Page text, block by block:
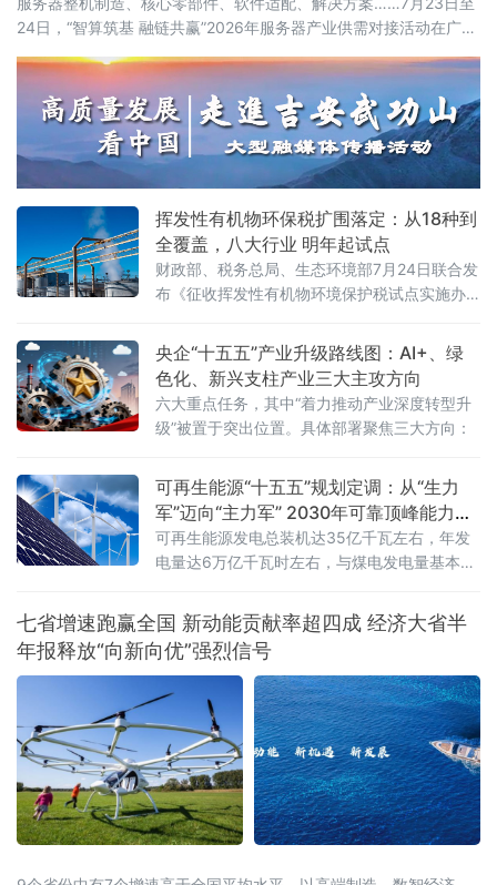
24日，“智算筑基 融链共赢”2026年服务器产业供需对接活动在广东
（工业和信息化部政府采购中心）、东莞市人民政府联合主办，汇
聚行业主管部门、院士专家、全国服务器产业链企业、金融机构、
科研院所、园区代表近千人参会，搭
挥发性有机物环保税扩围落定：从18种到
全覆盖，八大行业 明年起试点
财政部、税务总局、生态环境部7月24日联合发
布《征收挥发性有机物环境保护税试点实施办
月1日起开展征收挥发性有机物环境保护税试
点，挥发性有机物将全部纳入征税范围。这标
志着我国绿色税制在大气污染治理领域迈出关
键一步。挥发性有机物是形成臭氧和细颗粒物
（PM2.5）的重要前体物，可引发雾霾、光化
央企“十五五”产业升级路线图：AI+、绿
色化、新兴支柱产业三大主攻方向
六大重点任务，其中“着力推动产业深度转型升
级”被置于突出位置。具体部署聚焦三大方向：
可再生能源“十五五”规划定调：从“生力
军”迈向“主力军” 2030年可靠顶峰能力新
增3亿千瓦
可再生能源发电总装机达35亿千瓦左右，年发
电量达6万亿千瓦时左右，与煤电发电量基本相
上，“十五五”期间全产业链总投资规模预计超过
5万亿元
七省增速跑赢全国 新动能贡献率超四成 经济大省半
年报释放“向新向优”强烈信号